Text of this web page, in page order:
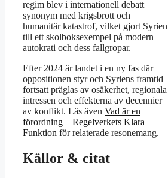
regim blev i internationell debatt
synonym med krigsbrott och
humanitär katastrof, vilket gjort Syrien
till ett skolboksexempel på modern
autokrati och dess fallgropar.
Efter 2024 är landet i en ny fas där
oppositionen styr och Syriens framtid
fortsatt präglas av osäkerhet, regionala
intressen och effekterna av decennier
av konflikt. Läs även Vad är en
förordning – Regelverkets Klara
Funktion för relaterade resonemang.
Källor & citat